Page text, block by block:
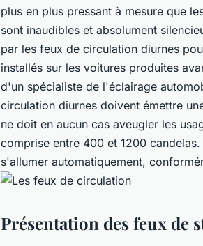
plus en plus pressant à mesure que
sont inaudibles et absolument
par les feux de circulation diurnes
installés sur les voitures produites
d'un spécialiste de l'éclairage
circulation diurnes doivent émettre
ne doit en aucun cas aveugler les
comprise entre 400 et 1200
s'allumer automatiquement,
Présentation des feux de